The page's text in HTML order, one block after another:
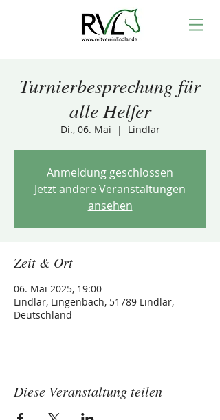
Turnierbesprechung für
alle Helfer
Di., 06. Mai
  |
Lindlar
Anmeldung geschlossen
Jetzt andere Veranstaltungen
ansehen
Zeit & Ort
06. Mai 2025, 19:00
Lindlar, Lingenbach, 51789 Lindlar,
Deutschland
Diese Veranstaltung teilen